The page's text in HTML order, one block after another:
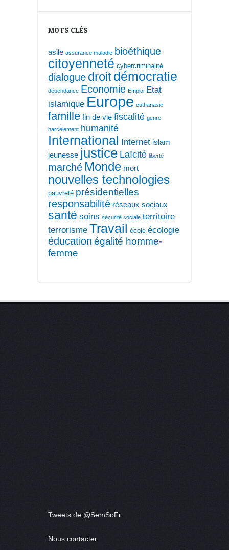
MOTS CLÉS
asile assurance maladie bioéthique
citoyenneté cybercriminalité
dialogue droitdémocratie
dépendance Economie Emploi Etat
islamique Europe euthanasie
famille fin de vie fiscalité genre
harcèlement humanité
International Internet islam
jeunesse justice Laïcité liberté
marché Monde mort
nouvelles technologies
pauvreté présidentielles
responsabilité réseaux sociaux
santé soins sécurité sociale territoire
terrorisme Travail école écologie
éducation égalité homme-
femme
Tweets de @SemSoFr
Nous contacter